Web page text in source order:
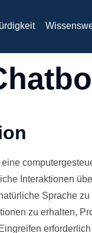
Interaktionen
Sprache
zu erhalten,
erforderlich